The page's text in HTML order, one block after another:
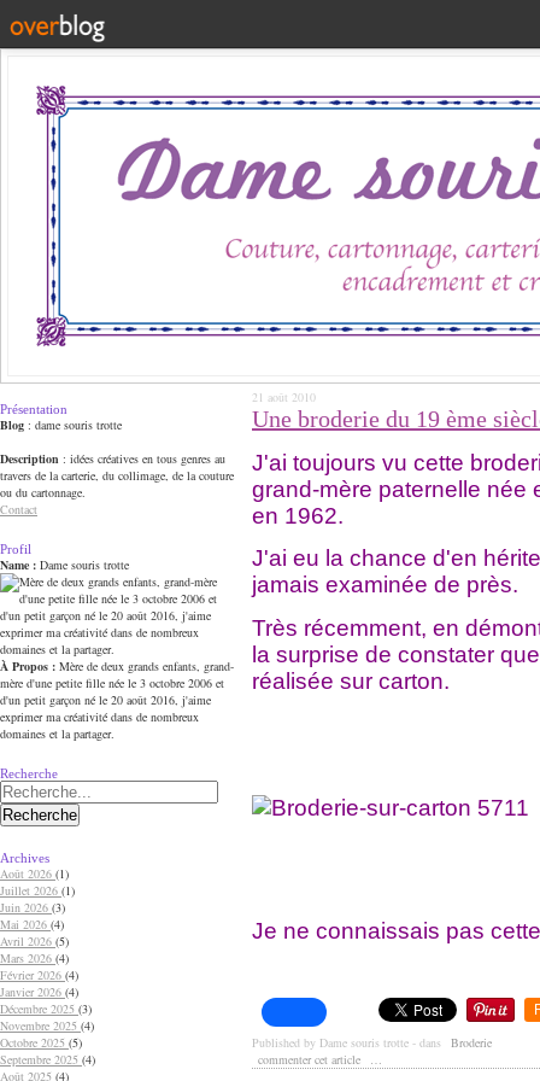
Présentation
Blog : dame souris trotte
Description : idées créatives en tous genres au
travers de la carterie, du collimage, de la couture
ou du cartonnage.
Contact
Profil
Name : Dame souris trotte
À Propos : Mère de deux grands enfants, grand-
mère d'une petite fille née le 3 octobre 2006 et
d'un petit garçon né le 20 août 2016, j'aime
exprimer ma créativité dans de nombreux
domaines et la partager.
Recherche
Archives
Août 2026 (1)
Juillet 2026 (1)
Juin 2026 (3)
Mai 2026 (4)
Avril 2026 (5)
Mars 2026 (4)
Février 2026 (4)
Janvier 2026 (4)
Décembre 2025 (3)
Novembre 2025 (4)
Octobre 2025 (5)
Septembre 2025 (4)
Août 2025 (4)
21 août 2010
Une broderie du 19 ème
J'ai toujours vu cette
grand-mère paternelle née
en 1962.
J'ai eu la chance d'en
jamais examinée de près.
Très récemment, en
la surprise de constater
réalisée sur carton.
Je ne connaissais pas
Published by Dame souris trotte - dans Broderie
commenter cet article
…